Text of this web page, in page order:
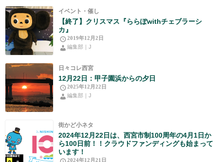
イベント・催し
【終了】クリスマス『ららぽwithチェブラーシ
カ』
2019年12月2日
編集部｜J
日々コレ西宮
12月22日：甲子園浜からの夕日
2025年12月22日
編集部｜J
街かど小ネタ
2024年12月22日は、西宮市制100周年の4月1日か
ら100日前！！クラウドファンディングも始まって
います！
2024年12月21日